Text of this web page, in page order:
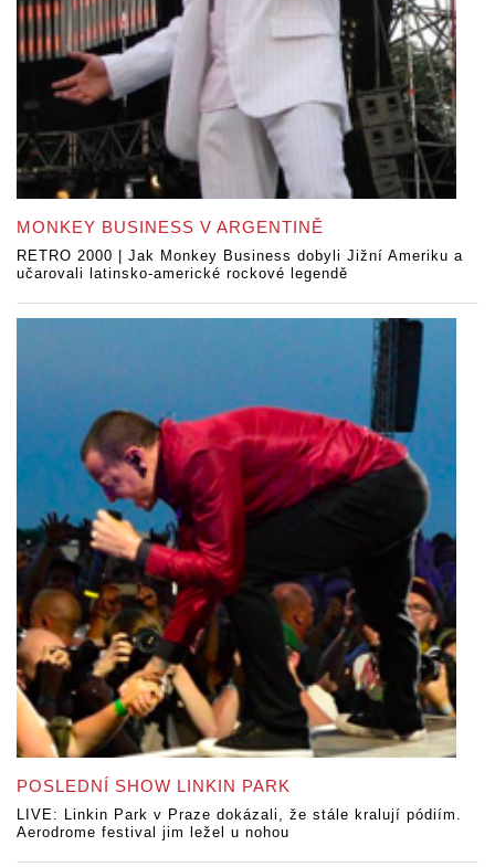
MONKEY BUSINESS V ARGENTINĚ
RETRO 2000 | Jak Monkey Business dobyli Jižní Ameriku a
učarovali latinsko-americké rockové legendě
POSLEDNÍ SHOW LINKIN PARK
LIVE: Linkin Park v Praze dokázali, že stále kralují pódiím.
Aerodrome festival jim ležel u nohou